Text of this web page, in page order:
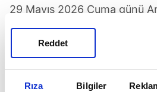
Rıza Bilgiler
Reddet
29 Mayıs 2026 Cuma günü
20.00'de tekrar bölümüyle